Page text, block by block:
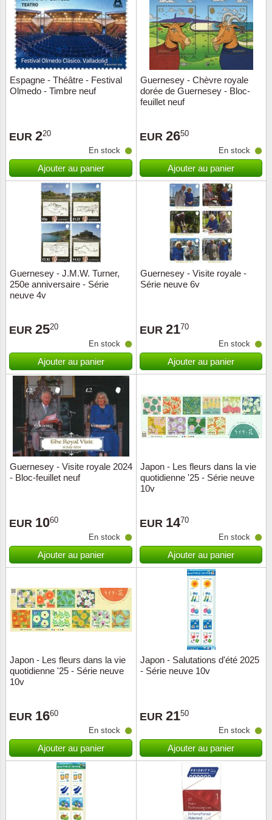
Espagne - Théâtre - Festival
Olmedo - Timbre neuf
EUR 220
En stock
Ajouter au panier
Guernesey - Chèvre royale
dorée de Guernesey - Bloc-
feuillet neuf
EUR 2650
En stock
Ajouter au panier
Guernesey - J.M.W. Turner,
250e anniversaire - Série
neuve 4v
EUR 2520
En stock
Ajouter au panier
Guernesey - Visite royale -
Série neuve 6v
EUR 2170
En stock
Ajouter au panier
Guernesey - Visite royale 2024
- Bloc-feuillet neuf
EUR 1060
En stock
Ajouter au panier
Japon - Les fleurs dans la vie
quotidienne '25 - Série neuve
10v
EUR 1470
En stock
Ajouter au panier
Japon - Les fleurs dans la vie
quotidienne '25 - Série neuve
10v
EUR 1660
En stock
Ajouter au panier
Japon - Salutations d'été 2025
- Série neuve 10v
EUR 2150
En stock
Ajouter au panier
Love
Chine
Chypre
Fleurs
Grèce
Islande
Malte